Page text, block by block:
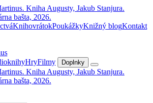
KnihovrátokPoukážkyKnižný blogKontakt
HryFilmy Doplnky